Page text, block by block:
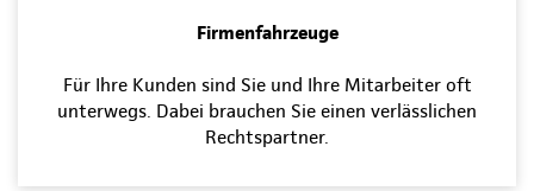
Firmenfahrzeuge
Für Ihre Kunden sind Sie und Ihre Mitarbeiter oft
unterwegs. Dabei brauchen Sie einen verlässlichen
Rechtspartner.